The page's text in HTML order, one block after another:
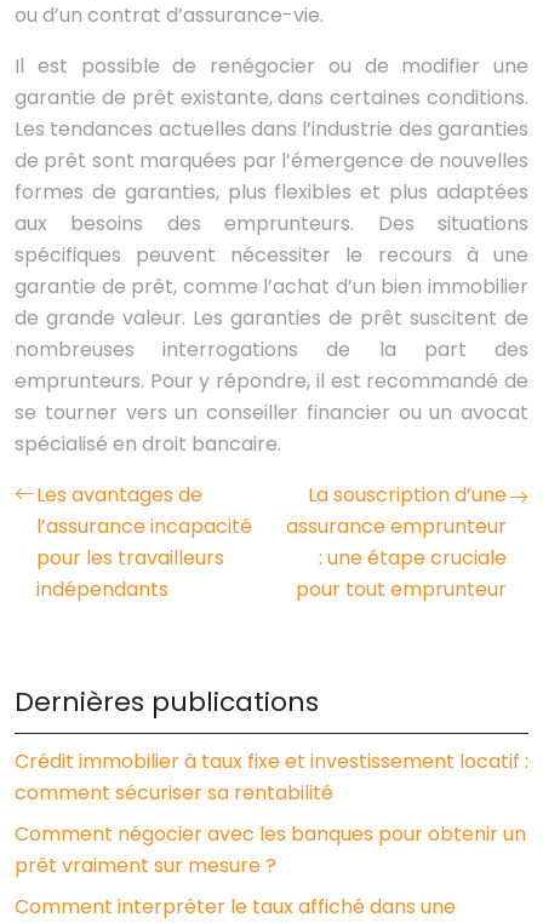
ou d’un contrat d’assurance-vie.
Il est possible de renégocier ou de modifier une
garantie de prêt existante, dans certaines conditions.
Les tendances actuelles dans l’industrie des garanties
de prêt sont marquées par l’émergence de nouvelles
formes de garanties, plus flexibles et plus adaptées
aux besoins des emprunteurs. Des situations
spécifiques peuvent nécessiter le recours à une
garantie de prêt, comme l’achat d’un bien immobilier
de grande valeur. Les garanties de prêt suscitent de
nombreuses interrogations de la part des
emprunteurs. Pour y répondre, il est recommandé de
se tourner vers un conseiller financier ou un avocat
spécialisé en droit bancaire.
Les avantages de
l’assurance incapacité
pour les travailleurs
indépendants
La souscription d’une
assurance emprunteur
: une étape cruciale
pour tout emprunteur
Dernières publications
Crédit immobilier à taux fixe et investissement locatif :
comment sécuriser sa rentabilité
Comment négocier avec les banques pour obtenir un
prêt vraiment sur mesure ?
Comment interpréter le taux affiché dans une